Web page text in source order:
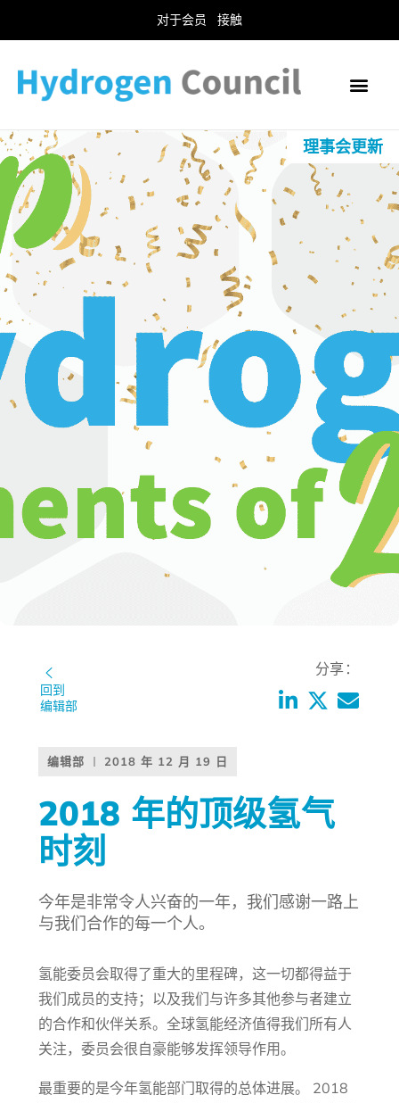
对于会员 接触
理事会更新
回到
编辑部
分享：
编辑部 2018 年 12 月 19 日
2018 年的顶级氢气
时刻
今年是非常令人兴奋的一年，我们感谢一路上
与我们合作的每一个人。
氢能委员会取得了重大的里程碑，这一切都得益于
我们成员的支持；以及我们与许多其他参与者建立
的合作和伙伴关系。全球氢能经济值得我们所有人
关注，委员会很自豪能够发挥领导作用。
最重要的是今年氢能部门取得的总体进展。 2018